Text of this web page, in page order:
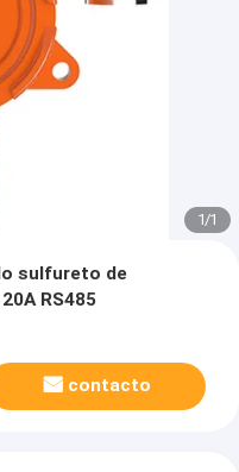
1/1
sulfureto de
RS485
contacto